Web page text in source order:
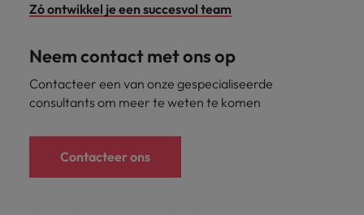
Zó ontwikkel je een succesvol team
Neem contact met ons op
Contacteer een van onze gespecialiseerde
consultants om meer te weten te komen
Contacteer ons